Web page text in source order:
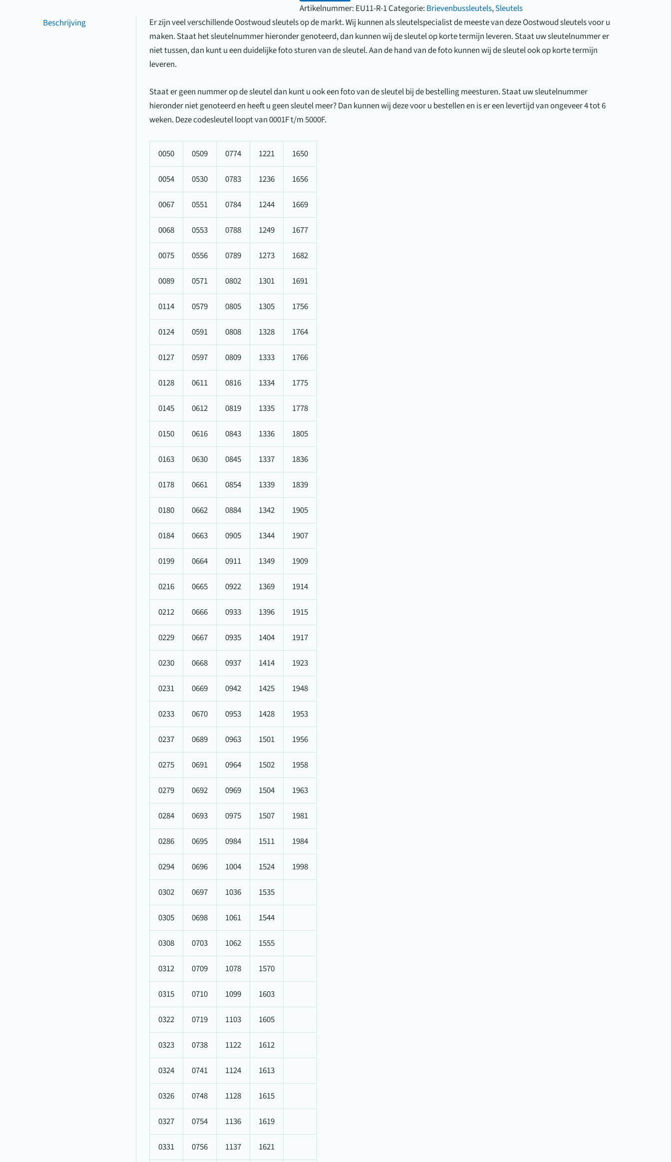
(0001F
t/m
5000F)
aantal
Artikelnummer: EU11-R-1Categorie: Brievenbussleutels,Sleutels
Beschrijving
Er zijn veel verschillende Oostwoud sleutels op de markt. Wij kunnen als sleutelspecialist de meeste van deze Oostwoud sleutels voor u
maken. Staat het sleutelnummer hieronder genoteerd, dan kunnen wij de sleutel op korte termijn leveren. Staat uw sleutelnummer er
niet tussen, dan kunt u een duidelijke foto sturen van de sleutel. Aan de hand van de foto kunnen wij de sleutel ook op korte termijn
leveren.
Staat er geen nummer op de sleutel dan kunt u ook een foto van de sleutel bij de bestelling meesturen. Staat uw sleutelnummer
hieronder niet genoteerd en heeft u geen sleutel meer? Dan kunnen wij deze voor u bestellen en is er een levertijd van ongeveer 4 tot 6
weken. Deze codesleutel loopt van 0001F t/m 5000F.
0050 0509 0774 1221 1650
0054 0530 0783 1236 1656
0067 0551 0784 1244 1669
0068 0553 0788 1249 1677
0075 0556 0789 1273 1682
0089 0571 0802 1301 1691
0114 0579 0805 1305 1756
0124 0591 0808 1328 1764
0127 0597 0809 1333 1766
0128 0611 0816 1334 1775
0145 0612 0819 1335 1778
0150 0616 0843 1336 1805
0163 0630 0845 1337 1836
0178 0661 0854 1339 1839
0180 0662 0884 1342 1905
0184 0663 0905 1344 1907
0199 0664 0911 1349 1909
0216 0665 0922 1369 1914
0212 0666 0933 1396 1915
0229 0667 0935 1404 1917
0230 0668 0937 1414 1923
0231 0669 0942 1425 1948
0233 0670 0953 1428 1953
0237 0689 0963 1501 1956
0275 0691 0964 1502 1958
0279 0692 0969 1504 1963
0284 0693 0975 1507 1981
0286 0695 0984 1511 1984
0294 0696 1004 1524 1998
0302 0697 1036 1535
0305 0698 1061 1544
0308 0703 1062 1555
0312 0709 1078 1570
0315 0710 1099 1603
0322 0719 1103 1605
0323 0738 1122 1612
0324 0741 1124 1613
0326 0748 1128 1615
0327 0754 1136 1619
0331 0756 1137 1621